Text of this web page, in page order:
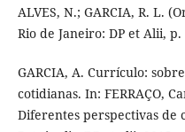
ALVES, N.; GARCIA, R. L.
Rio de Janeiro: DP et Alii, p.
GARCIA, A. Currículo:
cotidianas. In: FERRAÇO,
Diferentes perspectivas